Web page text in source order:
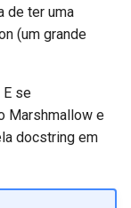
de ter uma
(um grande
E se
Marshmallow e
docstring em